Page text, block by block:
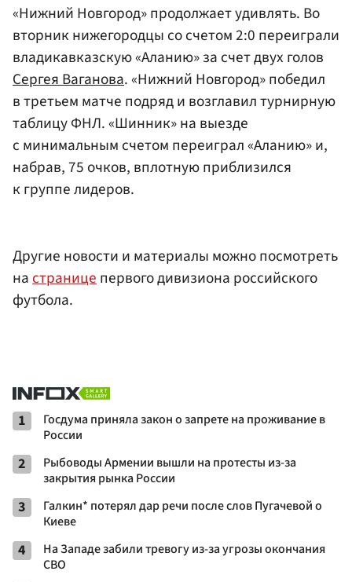
«Нижний Новгород» продолжает удивлять. Во
вторник нижегородцы со счетом 2:0 переиграли
владикавказскую «Аланию» за счет двух голов
Сергея Ваганова. «Нижний Новгород» победил
в третьем матче подряд и возглавил турнирную
таблицу ФНЛ. «Шинник» на выезде
с минимальным счетом переиграл «Аланию» и,
набрав, 75 очков, вплотную приблизился
к группе лидеров.
Другие новости и материалы можно посмотреть
настраницепервого дивизиона российского
футбола.
1
Госдума приняла закон о запрете на проживание в
России
2
Рыбоводы Армении вышли на протесты из-за
закрытия рынка России
3
Галкин* потерял дар речи после слов Пугачевой о
Киеве
4
На Западе забили тревогу из-за угрозы окончания
СВО